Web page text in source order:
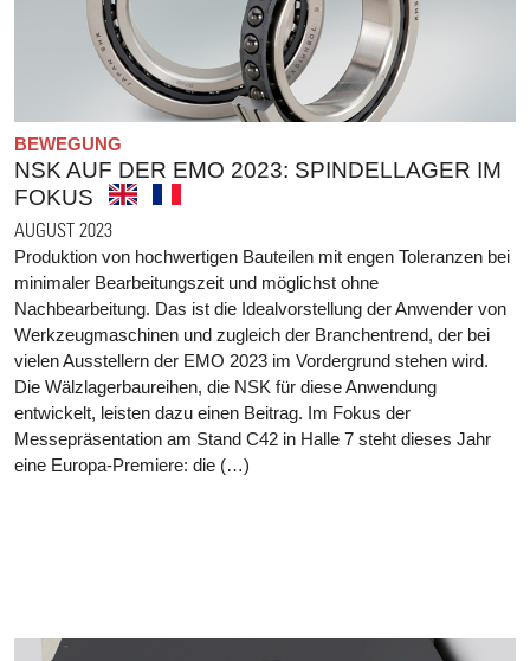
BEWEGUNG
NSK AUF DER EMO 2023: SPINDELLAGER IM
FOKUS
AUGUST 2023
Produktion von hochwertigen Bauteilen mit engen Toleranzen bei
minimaler Bearbeitungszeit und möglichst ohne
Nachbearbeitung. Das ist die Idealvorstellung der Anwender von
Werkzeugmaschinen und zugleich der Branchentrend, der bei
vielen Ausstellern der EMO 2023 im Vordergrund stehen wird.
Die Wälzlagerbaureihen, die NSK für diese Anwendung
entwickelt, leisten dazu einen Beitrag. Im Fokus der
Messepräsentation am Stand C42 in Halle 7 steht dieses Jahr
eine Europa-Premiere: die (…)